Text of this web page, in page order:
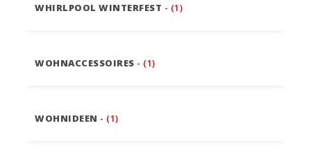
WHIRLPOOL WINTERFEST - (1)
WOHNACCESSOIRES - (1)
WOHNIDEEN - (1)